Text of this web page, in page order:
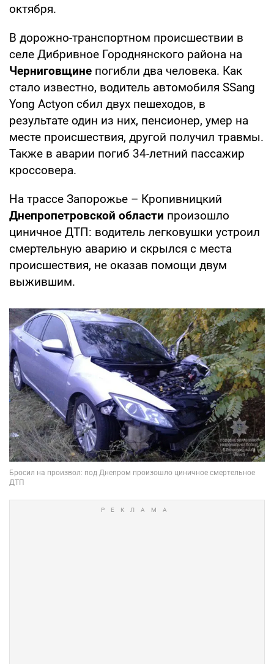
октября.
В дорожно-транспортном происшествии в
селе Дибривное Городнянского района на
Черниговщине погибли два человека. Как
стало известно, водитель автомобиля SSang
Yong Actyon сбил двух пешеходов, в
результате один из них, пенсионер, умер на
месте происшествия, другой получил травмы.
Также в аварии погиб 34-летний пассажир
кроссовера.
На трассе Запорожье – Кропивницкий
Днепропетровской области произошло
циничное ДТП: водитель легковушки устроил
смертельную аварию и скрылся с места
происшествия, не оказав помощи двум
выжившим.